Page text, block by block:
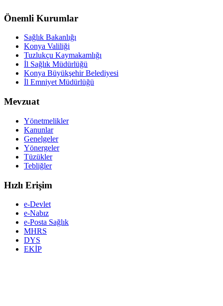
Önemli Kurumlar
Sağlık Bakanlığı
Konya Valiliği
Tuzlukçu Kaymakamlığı
İl Sağlık Müdürlüğü
Konya Büyükşehir Belediyesi
İl Emniyet Müdürlüğü
Mevzuat
Yönetmelikler
Kanunlar
Genelgeler
Yönergeler
Tüzükler
Tebliğler
Hızlı Erişim
e-Devlet
e-Nabız
e-Posta Sağlık
MHRS
DYS
EKİP